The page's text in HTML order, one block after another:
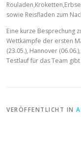
sowie Reisfladen zum
Eine kurze Besprechung
Wettkämpfe der ersten
(23.05.), Hannover
Testlauf für das Team
VERÖFFENTLICHT IN